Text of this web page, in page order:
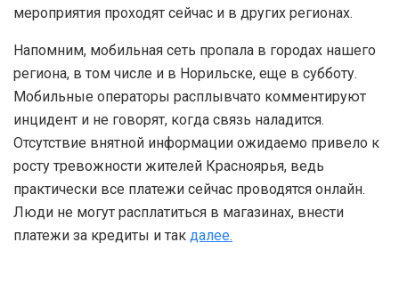
мероприятия проходят сейчас и в других регионах.
Напомним, мобильная сеть пропала в городах нашего
региона, в том числе и в Норильске, еще в субботу.
Мобильные операторы расплывчато комментируют
инцидент и не говорят, когда связь наладится.
Отсутствие внятной информации ожидаемо привело к
росту тревожности жителей Красноярья, ведь
практически все платежи сейчас проводятся онлайн.
Люди не могут расплатиться в магазинах, внести
платежи за кредиты и так далее.